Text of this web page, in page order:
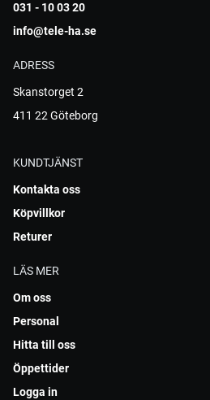
031 - 10 03 20
info@tele-ha.se
ADRESS
Skanstorget 2
411 22 Göteborg
KUNDTJÄNST
Kontakta oss
Köpvillkor
Returer
LÄS MER
Om oss
Personal
Hitta till oss
Öppettider
Logga in